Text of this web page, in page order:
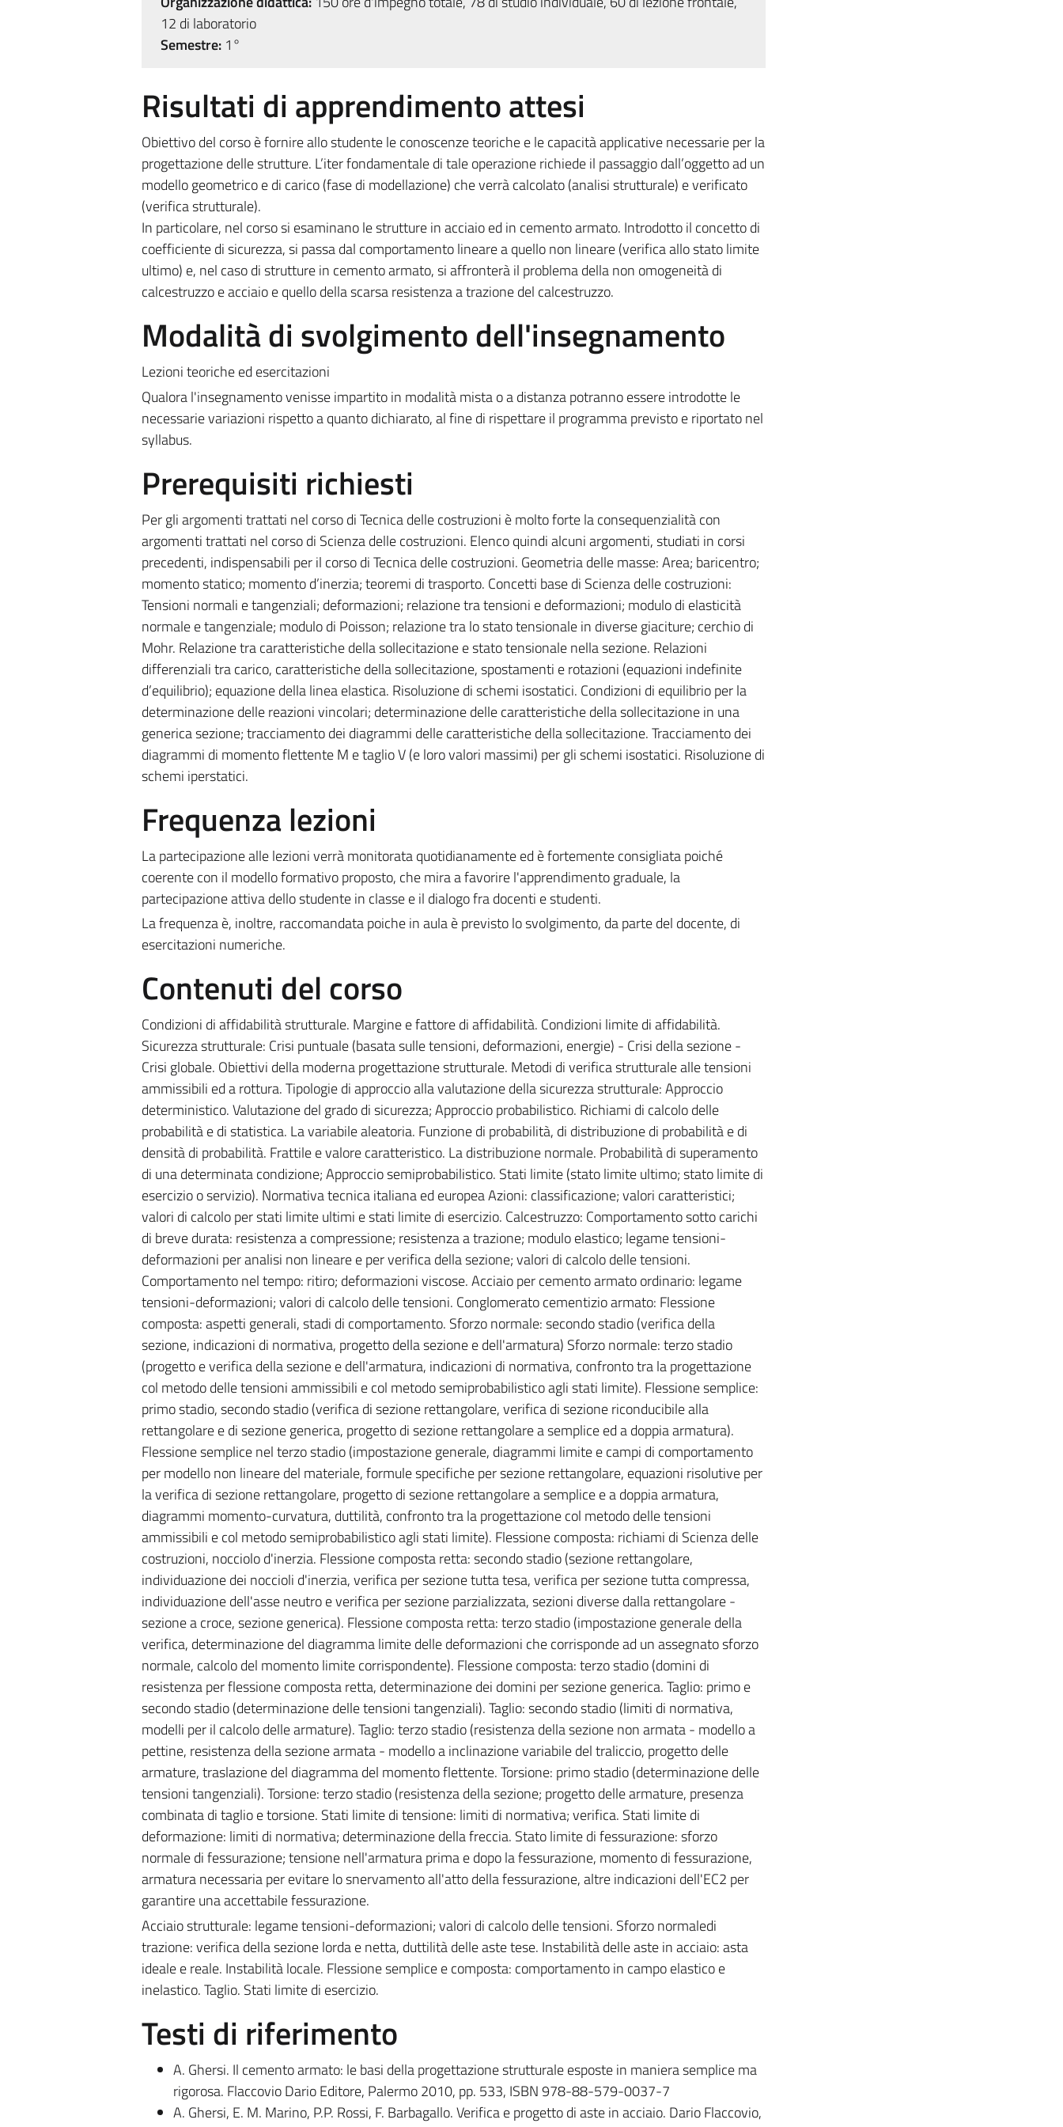
12 di laboratorio
Semestre:1°
Risultati di apprendimento attesi
Obiettivo del corso è fornire allo studente le conoscenze teoriche e le capacità applicative necessarie per la
progettazione delle strutture. L’iter fondamentale di tale operazione richiede il passaggio dall’oggetto ad un
modello geometrico e di carico (fase di modellazione) che verrà calcolato (analisi strutturale) e verificato
(verifica strutturale).
In particolare, nel corso si esaminano le strutture in acciaio ed in cemento armato. Introdotto il concetto di
coefficiente di sicurezza, si passa dal comportamento lineare a quello non lineare (verifica allo stato limite
ultimo) e, nel caso di strutture in cemento armato, si affronterà il problema della non omogeneità di
calcestruzzo e acciaio e quello della scarsa resistenza a trazione del calcestruzzo.
Modalità di svolgimento dell'insegnamento
Lezioni teoriche ed esercitazioni
Qualora l'insegnamento venisse impartito in modalità mista o a distanza potranno essere introdotte le
necessarie variazioni rispetto a quanto dichiarato, al fine di rispettare il programma previsto e riportato nel
syllabus.
Prerequisiti richiesti
Per gli argomenti trattati nel corso di Tecnica delle costruzioni è molto forte la consequenzialità con
argomenti trattati nel corso di Scienza delle costruzioni. Elenco quindi alcuni argomenti, studiati in corsi
precedenti, indispensabili per il corso di Tecnica delle costruzioni. Geometria delle masse: Area; baricentro;
momento statico; momento d’inerzia; teoremi di trasporto. Concetti base di Scienza delle costruzioni:
Tensioni normali e tangenziali; deformazioni; relazione tra tensioni e deformazioni; modulo di elasticità
normale e tangenziale; modulo di Poisson; relazione tra lo stato tensionale in diverse giaciture; cerchio di
Mohr. Relazione tra caratteristiche della sollecitazione e stato tensionale nella sezione. Relazioni
differenziali tra carico, caratteristiche della sollecitazione, spostamenti e rotazioni (equazioni indefinite
d’equilibrio); equazione della linea elastica. Risoluzione di schemi isostatici. Condizioni di equilibrio per la
determinazione delle reazioni vincolari; determinazione delle caratteristiche della sollecitazione in una
generica sezione; tracciamento dei diagrammi delle caratteristiche della sollecitazione. Tracciamento dei
diagrammi di momento flettente M e taglio V (e loro valori massimi) per gli schemi isostatici. Risoluzione di
schemi iperstatici.
Frequenza lezioni
La partecipazione alle lezioni verrà monitorata quotidianamente ed è fortemente consigliata poiché
coerente con il modello formativo proposto, che mira a favorire l'apprendimento graduale, la
partecipazione attiva dello studente in classe e il dialogo fra docenti e studenti.
La frequenza è, inoltre, raccomandata poiche in aula è previsto lo svolgimento, da parte del docente, di
esercitazioni numeriche.
Contenuti del corso
Condizioni di affidabilità strutturale. Margine e fattore di affidabilità. Condizioni limite di affidabilità.
Sicurezza strutturale: Crisi puntuale (basata sulle tensioni, deformazioni, energie) - Crisi della sezione -
Crisi globale. Obiettivi della moderna progettazione strutturale. Metodi di verifica strutturale alle tensioni
ammissibili ed a rottura. Tipologie di approccio alla valutazione della sicurezza strutturale: Approccio
deterministico. Valutazione del grado di sicurezza; Approccio probabilistico. Richiami di calcolo delle
probabilità e di statistica. La variabile aleatoria. Funzione di probabilità, di distribuzione di probabilità e di
densità di probabilità. Frattile e valore caratteristico. La distribuzione normale. Probabilità di superamento
di una determinata condizione; Approccio semiprobabilistico. Stati limite (stato limite ultimo; stato limite di
esercizio o servizio). Normativa tecnica italiana ed europea Azioni: classificazione; valori caratteristici;
valori di calcolo per stati limite ultimi e stati limite di esercizio. Calcestruzzo: Comportamento sotto carichi
di breve durata: resistenza a compressione; resistenza a trazione; modulo elastico; legame tensioni-
deformazioni per analisi non lineare e per verifica della sezione; valori di calcolo delle tensioni.
Comportamento nel tempo: ritiro; deformazioni viscose. Acciaio per cemento armato ordinario: legame
tensioni-deformazioni; valori di calcolo delle tensioni. Conglomerato cementizio armato: Flessione
composta: aspetti generali, stadi di comportamento. Sforzo normale: secondo stadio (verifica della
sezione, indicazioni di normativa, progetto della sezione e dell'armatura) Sforzo normale: terzo stadio
(progetto e verifica della sezione e dell'armatura, indicazioni di normativa, confronto tra la progettazione
col metodo delle tensioni ammissibili e col metodo semiprobabilistico agli stati limite). Flessione semplice:
primo stadio, secondo stadio (verifica di sezione rettangolare, verifica di sezione riconducibile alla
rettangolare e di sezione generica, progetto di sezione rettangolare a semplice ed a doppia armatura).
Flessione semplice nel terzo stadio (impostazione generale, diagrammi limite e campi di comportamento
per modello non lineare del materiale, formule specifiche per sezione rettangolare, equazioni risolutive per
la verifica di sezione rettangolare, progetto di sezione rettangolare a semplice e a doppia armatura,
diagrammi momento-curvatura, duttilità, confronto tra la progettazione col metodo delle tensioni
ammissibili e col metodo semiprobabilistico agli stati limite). Flessione composta: richiami di Scienza delle
costruzioni, nocciolo d'inerzia. Flessione composta retta: secondo stadio (sezione rettangolare,
individuazione dei noccioli d'inerzia, verifica per sezione tutta tesa, verifica per sezione tutta compressa,
individuazione dell'asse neutro e verifica per sezione parzializzata, sezioni diverse dalla rettangolare -
sezione a croce, sezione generica). Flessione composta retta: terzo stadio (impostazione generale della
verifica, determinazione del diagramma limite delle deformazioni che corrisponde ad un assegnato sforzo
normale, calcolo del momento limite corrispondente). Flessione composta: terzo stadio (domini di
resistenza per flessione composta retta, determinazione dei domini per sezione generica. Taglio: primo e
secondo stadio (determinazione delle tensioni tangenziali). Taglio: secondo stadio (limiti di normativa,
modelli per il calcolo delle armature). Taglio: terzo stadio (resistenza della sezione non armata - modello a
pettine, resistenza della sezione armata - modello a inclinazione variabile del traliccio, progetto delle
armature, traslazione del diagramma del momento flettente. Torsione: primo stadio (determinazione delle
tensioni tangenziali). Torsione: terzo stadio (resistenza della sezione; progetto delle armature, presenza
combinata di taglio e torsione. Stati limite di tensione: limiti di normativa; verifica. Stati limite di
deformazione: limiti di normativa; determinazione della freccia. Stato limite di fessurazione: sforzo
normale di fessurazione; tensione nell'armatura prima e dopo la fessurazione, momento di fessurazione,
armatura necessaria per evitare lo snervamento all'atto della fessurazione, altre indicazioni dell'EC2 per
garantire una accettabile fessurazione.
Acciaio strutturale: legame tensioni-deformazioni; valori di calcolo delle tensioni. Sforzo normaledi
trazione: verifica della sezione lorda e netta, duttilità delle aste tese. Instabilità delle aste in acciaio: asta
ideale e reale. Instabilità locale. Flessione semplice e composta: comportamento in campo elastico e
inelastico. Taglio. Stati limite di esercizio.
Testi di riferimento
A. Ghersi. Il cemento armato: le basi della progettazione strutturale esposte in maniera semplice ma
rigorosa. Flaccovio Dario Editore, Palermo 2010, pp. 533, ISBN 978-88-579-0037-7
A. Ghersi, E. M. Marino, P.P. Rossi, F. Barbagallo. Verifica e progetto di aste in acciaio. Dario Flaccovio,